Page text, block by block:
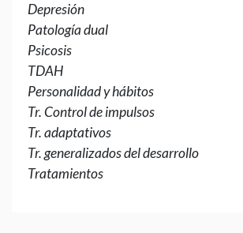
Depresión
Patología dual
Psicosis
TDAH
Personalidad y hábitos
Tr. Control de impulsos
Tr. adaptativos
Tr. generalizados del desarrollo
Tratamientos